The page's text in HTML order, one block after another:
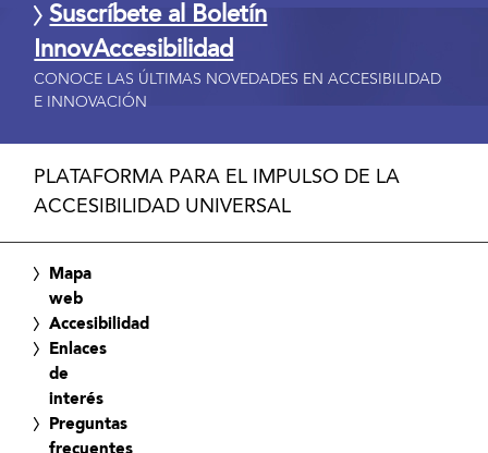
Suscríbete al Boletín
InnovAccesibilidad
CONOCE LAS ÚLTIMAS NOVEDADES EN ACCESIBILIDAD
E INNOVACIÓN
PLATAFORMA PARA EL IMPULSO DE LA
ACCESIBILIDAD UNIVERSAL
Mapa
web
Accesibilidad
Enlaces
de
interés
Preguntas
frecuentes